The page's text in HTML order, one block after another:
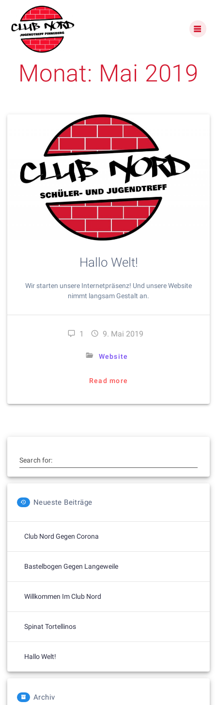
Monat: Mai 2019
Hallo Welt!
Wir starten unsere Internetpräsenz! Und unsere Website
nimmt langsam Gestalt an.
1 9. Mai 2019
Website
Read more
Search for:
Neueste Beiträge
Club Nord Gegen Corona
Bastelbogen Gegen Langeweile
Willkommen Im Club Nord
Spinat Tortellinos
Hallo Welt!
Archiv